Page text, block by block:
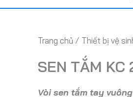
Trang chủ / Thiết bị vệ
SEN TẮM KC
Vòi sen tắm tay